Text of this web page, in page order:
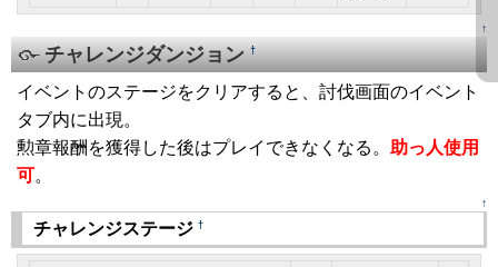
↑
チャレンジダンジョン†
イベントのステージをクリアすると、討伐画面のイベント
タブ内に出現。
勲章報酬を獲得した後はプレイできなくなる。 助っ人使用
可。
↑
チャレンジステージ †